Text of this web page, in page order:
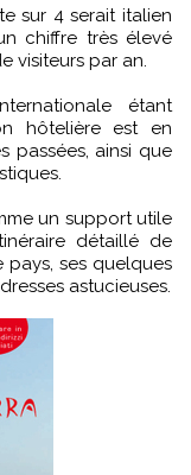
sur 4 serait italien
chiffre très élevé
visiteurs par an.
étant
hôtelière est en
passées, ainsi que
un support utile
détaillé de
pays, ses quelques
astucieuses.